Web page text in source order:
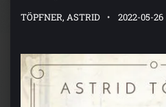
TÖPFNER, ASTRID 2022-05-26